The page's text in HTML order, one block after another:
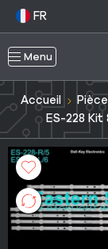
FR
Menu
Accueil
ES-228 Kit